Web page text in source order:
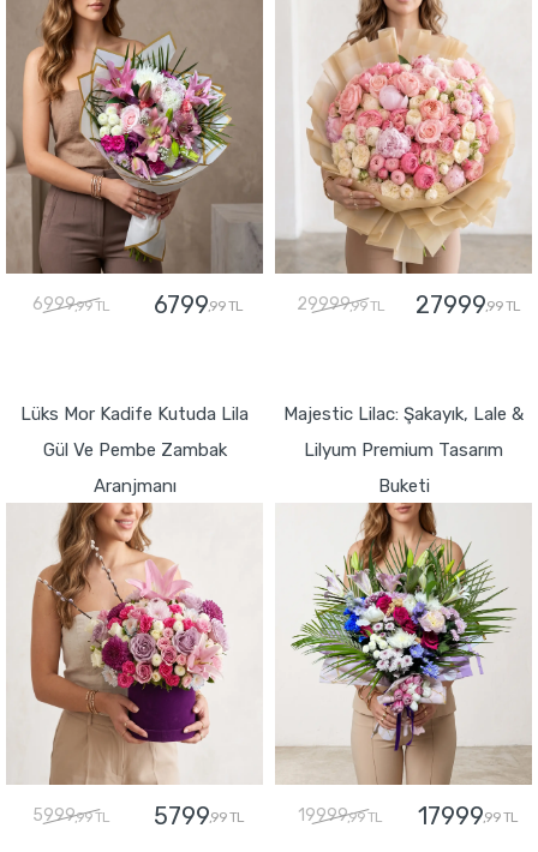
6999,99 TL 6799,99 TL 29999,99 TL 27999,99 TL
Lüks Mor Kadife Kutuda Lila
Gül Ve Pembe Zambak
Aranjmanı
5999,99 TL 5799,99 TL
Majestic Lilac: Şakayık, Lale &
Lilyum Premium Tasarım
Buketi
19999,99 TL 17999,99 TL